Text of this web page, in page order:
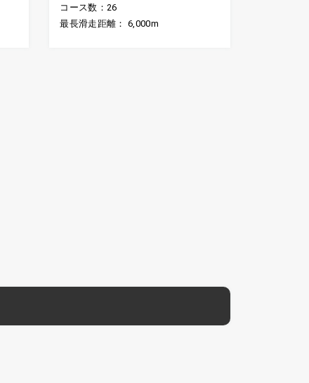
コース数：26
最長滑走距離： 6,000m